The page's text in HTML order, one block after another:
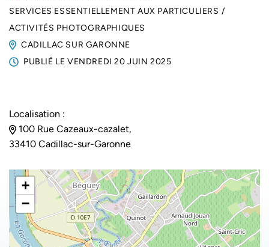
SERVICES ESSENTIELLEMENT AUX PARTICULIERS /
ACTIVITÉS PHOTOGRAPHIQUES
CADILLAC SUR GARONNE
PUBLIÉ LE VENDREDI 20 JUIN 2025
Localisation :
100 Rue Cazeaux-cazalet,
33410 Cadillac-sur-Garonne
+
−